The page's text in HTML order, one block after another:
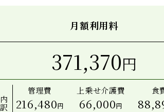
月額利用料
371,370円
内訳
管理費
216,480円
上乗せ介護費
66,000円
食